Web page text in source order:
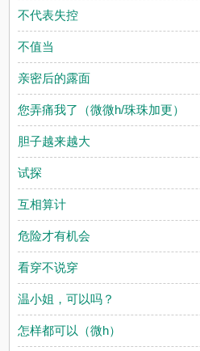
不代表失控
不值当
亲密后的露面
您弄痛我了（微微h/珠珠加更）
胆子越来越大
试探
互相算计
危险才有机会
看穿不说穿
温小姐，可以吗？
怎样都可以（微h）